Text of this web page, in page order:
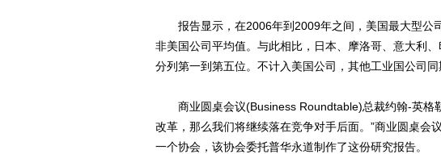
报告显示，在2006年到2009年之间，美国最大型公
非美国公司平均值。与此相比，日本、摩洛哥、意大利
分列第一到第五位。不计入美国公司，其他工业国公司
商业圆桌会议(Business Roundtable)总裁约翰-英格
改革，那么我们将继续落在竞争对手后面。”商业圆桌会
一个协会，该协会委托普华永道制作了这份研究报告。